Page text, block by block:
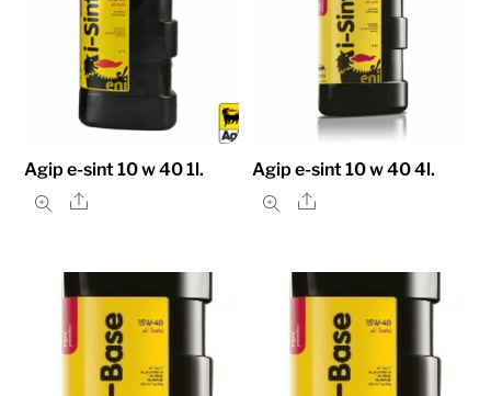
Agip e-sint 10 w 40 1l.
Share
Agip e-sint 10 w 40 4l.
Share